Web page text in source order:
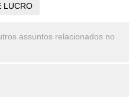
LUCRO
assuntos relacionados no